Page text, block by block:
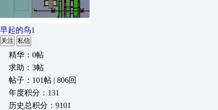
早起的鸟1
关注 私信
精华：0帖
求助：3帖
帖子：101帖 | 806回
年度积分：131
历史总积分：9101